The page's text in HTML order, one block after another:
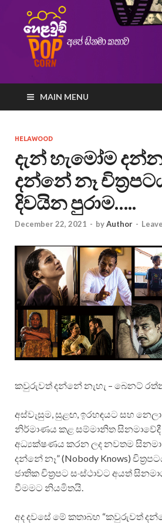
MAIN MENU
HELAWOOD
දැන් හැමෝම
දන්නේ නෑ
දිවයින පුරාම…..
December 22, 2021 - byAuthor -
කවුරුවත් දන්නේ නැහැ – බෙනට්
අස්වැසුම, සුළඟ, ඉරහඳයට සහ
නිර්මාණය කළ සම්මානිත
අධ්‍යක්ෂණය කරන ලද නවතම
දන්නේ නෑ” (Nobody Knows)
ජාතික චිත්‍රපට සංස්ථාවට අයත්
වීමමට නියමිතයි.
අද දවසේ මේ කතාබහ “කවුරුවත්